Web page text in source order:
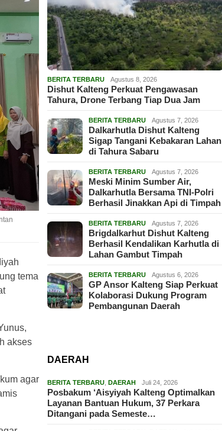
tema
akses
agar
BERITA TERBARU Agustus 8, 2026
Dishut Kalteng Perkuat Pengawasan
Tahura, Drone Terbang Tiap Dua Jam
BERITA TERBARU Agustus 7, 2026
Dalkarhutla Dishut Kalteng
Sigap Tangani Kebakaran Lahan
di Tahura Sabaru
BERITA TERBARU Agustus 7, 2026
Meski Minim Sumber Air,
Dalkarhutla Bersama TNI-Polri
Berhasil Jinakkan Api di Timpah
BERITA TERBARU Agustus 7, 2026
Brigdalkarhut Dishut Kalteng
Berhasil Kendalikan Karhutla di
Lahan Gambut Timpah
BERITA TERBARU Agustus 6, 2026
GP Ansor Kalteng Siap Perkuat
Kolaborasi Dukung Program
Pembangunan Daerah
DAERAH
BERITA TERBARU ,DAERAH Juli 24, 2026
Posbakum ‘Aisyiyah Kalteng Optimalkan
Layanan Bantuan Hukum, 37 Perkara
Ditangani pada Semeste…